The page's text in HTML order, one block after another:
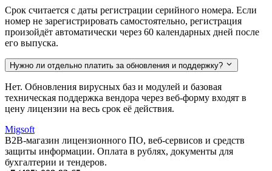
Срок считается с даты регистрации серийного номера. Если
номер не зарегистрировать самостоятельно, регистрация
произойдёт автоматически через 60 календарных дней после
его выпуска.
Нужно ли отдельно платить за обновления и поддержку?
Нет. Обновления вирусных баз и модулей и базовая
техническая поддержка вендора через веб-форму входят в
цену лицензии на весь срок её действия.
Migsoft
B2B-магазин лицензионного ПО, веб-сервисов и средств
защиты информации. Оплата в рублях, документы для
бухгалтерии и тендеров.